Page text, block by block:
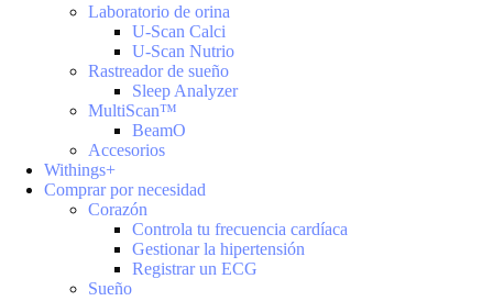
Laboratorio de orina
U-Scan Calci
U-Scan Nutrio
Rastreador de sueño
Sleep Analyzer
MultiScan™
BeamO
Accesorios
Withings+
Comprar por necesidad
Corazón
Controla tu frecuencia cardíaca
Gestionar la hipertensión
Registrar un ECG
Sueño